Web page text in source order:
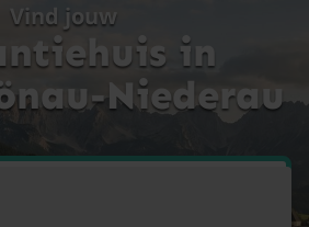
Vind jouw
in
Niederau